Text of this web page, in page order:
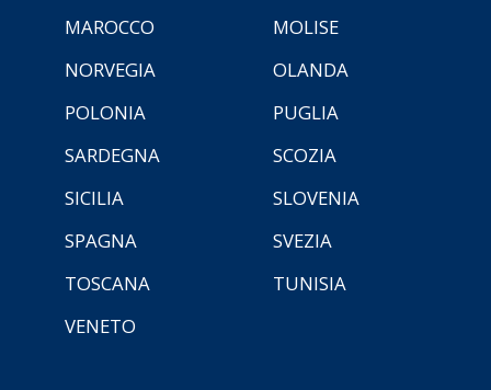
MAROCCO
MOLISE
NORVEGIA
OLANDA
POLONIA
PUGLIA
SARDEGNA
SCOZIA
SICILIA
SLOVENIA
SPAGNA
SVEZIA
TOSCANA
TUNISIA
VENETO